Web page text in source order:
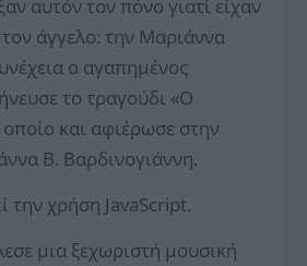
αυτόν τον πόνο γιατί είχαν
άγγελο: την Μαριάννα
ο αγαπημένος
το τραγούδι «Ο
και αφιέρωσε στην
Β. Βαρδινογιάννη.
την χρήση JavaScript.
μια ξεχωριστή μουσική